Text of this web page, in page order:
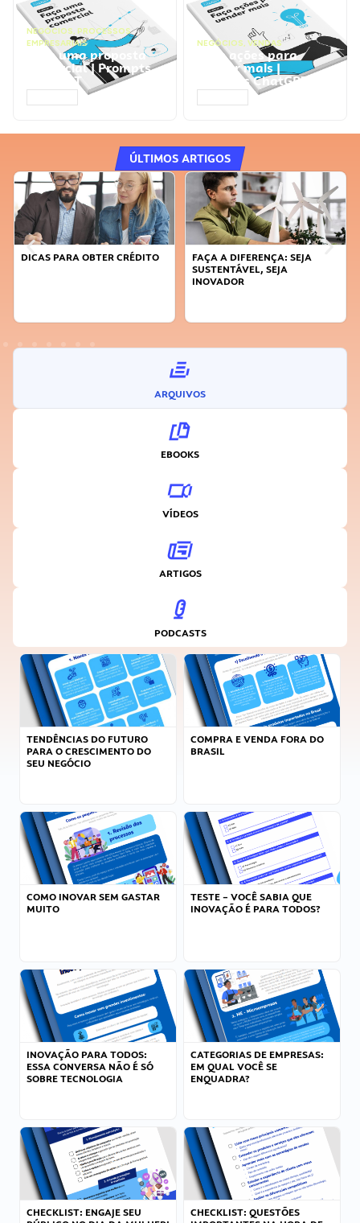
NEGÓCIOS, PROCESSOS
EMPRESARIAIS
Faça uma proposta
comercial | Prompts
ChatGPT
NEGÓCIOS, VENDAS
Faça ações para
vender mais |
Prompts ChatGPT
ÚLTIMOS ARTIGOS
DICAS PARA OBTER CRÉDITO
FAÇA A DIFERENÇA: SEJA
SUSTENTÁVEL, SEJA
INOVADOR
ARQUIVOS
EBOOKS
VÍDEOS
ARTIGOS
PODCASTS
TENDÊNCIAS DO FUTURO
PARA O CRESCIMENTO DO
SEU NEGÓCIO
COMPRA E VENDA FORA DO
BRASIL
COMO INOVAR SEM GASTAR
MUITO
TESTE – VOCÊ SABIA QUE
INOVAÇÃO É PARA TODOS?
INOVAÇÃO PARA TODOS:
ESSA CONVERSA NÃO É SÓ
SOBRE TECNOLOGIA
CATEGORIAS DE EMPRESAS:
EM QUAL VOCÊ SE
ENQUADRA?
CHECKLIST: ENGAJE SEU
CHECKLIST: QUESTÕES